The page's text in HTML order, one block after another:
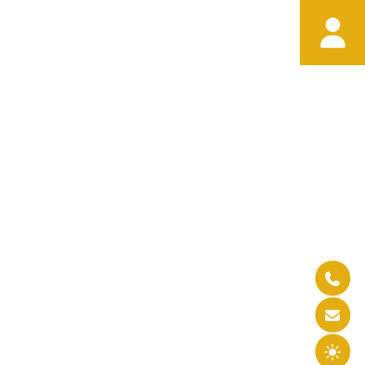



